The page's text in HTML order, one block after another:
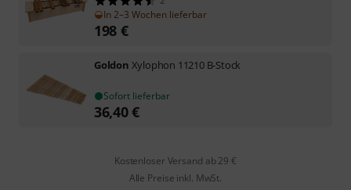
In 2–3 Wochen lieferbar
198 €
Goldon Xylophon 11210 B-Stock
Sofort lieferbar
36,40€
Kostenloser Versand ab 29 €
Alle Preise inkl. MwSt.